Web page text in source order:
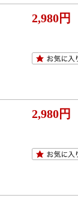
2,980円
2,980円